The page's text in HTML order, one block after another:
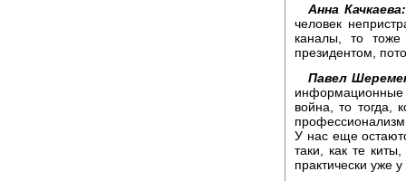
Анна Качкаева:
человек
каналы, то тоже
президентом,
Павел
война, то тогда,
У нас еще
таки, как те
практически уже